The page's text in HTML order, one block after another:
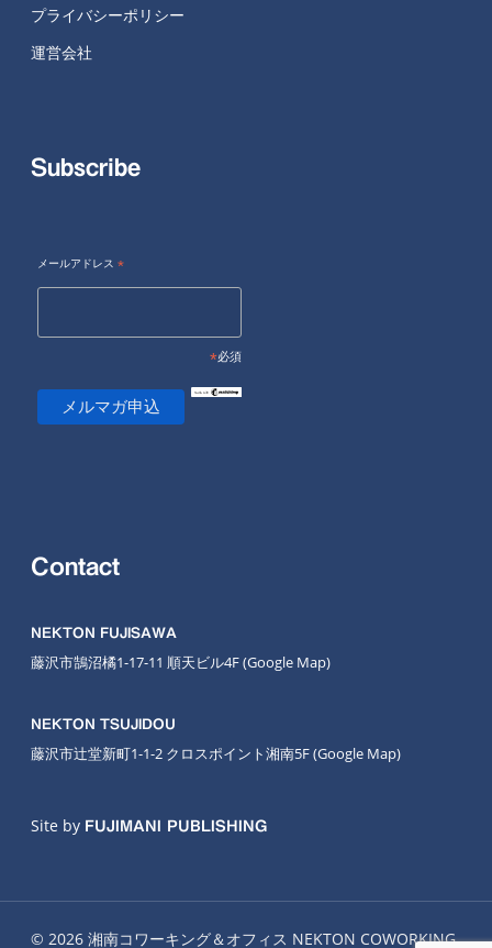
プライバシーポリシー
運営会社
Subscribe
メールアドレス *
*必須
Contact
NEKTON FUJISAWA
藤沢市鵠沼橘1-17-11 順天ビル4F(Google Map)
NEKTON TSUJIDOU
藤沢市辻堂新町1-1-2 クロスポイント湘南5F(Google Map)
Site by FUJIMANI PUBLISHING
© 2026 湘南コワーキング＆オフィス NEKTON COWORKING.